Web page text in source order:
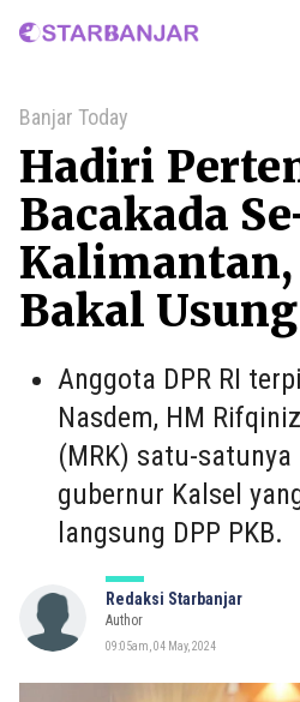
Home
Banjar Today
Hadiri
Bacakada
Kalimantan,
Bakal
Anggota DPR RI
Nasdem, HM
(MRK) satu-
gubernur Kalsel
langsung DPP PKB.
Redaksi Starbanjar
Author
09:05am, 04 May, 2024